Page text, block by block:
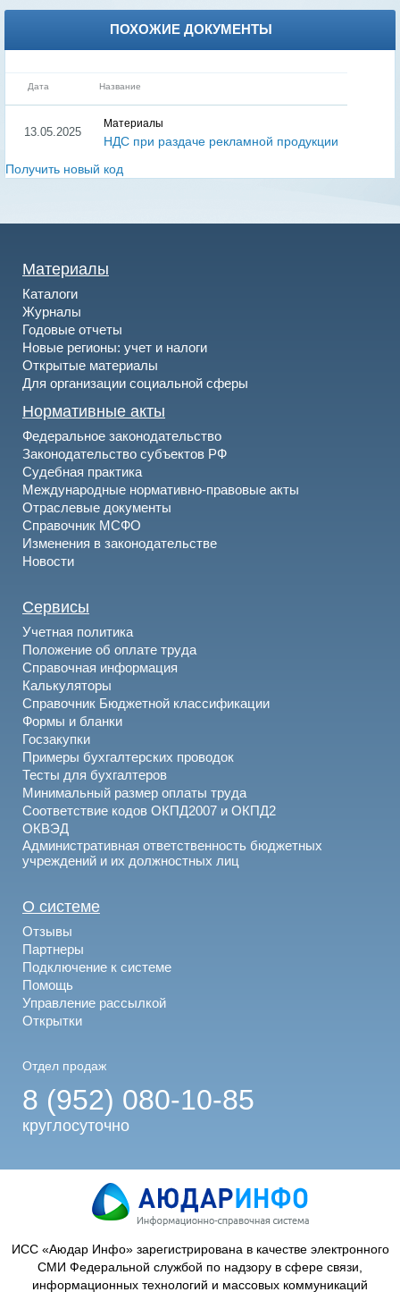
ПОХОЖИЕ ДОКУМЕНТЫ
Дата Название
13.05.2025
Материалы
НДС при раздаче рекламной продукции
Получить новый код
Материалы
Каталоги
Журналы
Годовые отчеты
Новые регионы: учет и налоги
Открытые материалы
Для организации социальной сферы
Нормативные акты
Федеральное законодательство
Законодательство субъектов РФ
Судебная практика
Международные нормативно-правовые акты
Отраслевые документы
Справочник МСФО
Изменения в законодательстве
Новости
Сервисы
Учетная политика
Положение об оплате труда
Справочная информация
Калькуляторы
Справочник Бюджетной классификации
Формы и бланки
Госзакупки
Примеры бухгалтерских проводок
Тесты для бухгалтеров
Минимальный размер оплаты труда
Соответствие кодов ОКПД2007 и ОКПД2
ОКВЭД
Административная ответственность бюджетных
учреждений и их должностных лиц
О системе
Отзывы
Партнеры
Подключение к системе
Помощь
Управление рассылкой
Открытки
Отдел продаж
8 (952) 080-10-85
круглосуточно
ИСС «Аюдар Инфо» зарегистрирована в качестве электронного
СМИ Федеральной службой по надзору в сфере связи,
информационных технологий и массовых коммуникаций